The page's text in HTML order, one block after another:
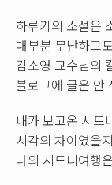
하루키의 소설은
대부분 무난하고
김소영 교수님의
블로그에 글은 안
내가 보고온 시드
시각의 차이였을
나의 시드니여행